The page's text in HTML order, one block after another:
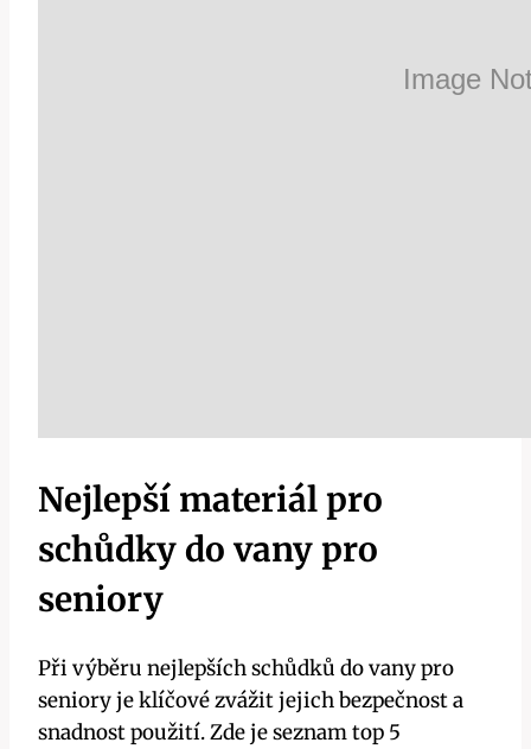
Nejlepší materiál pro
schůdky do vany pro
seniory
Při výběru nejlepších schůdků do vany pro
seniory je klíčové zvážit jejich bezpečnost a
snadnost použití. Zde je seznam top 5